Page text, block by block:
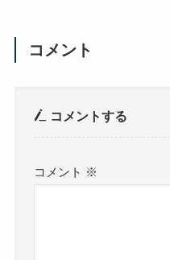
コメント
コメントする
コメント ※